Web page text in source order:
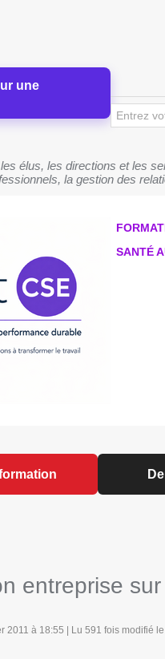
une
élus, les directions et les
la gestion des
SANTÉ
entreprise
2011 à 18:55 | Lu 591 fois modifié